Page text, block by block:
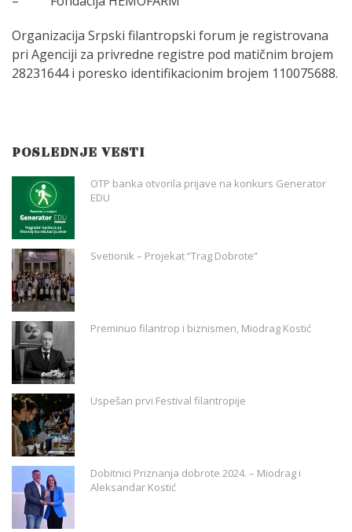
Organizacija Srpski filantropski forum je registrovana
pri Agenciji za privredne registre pod matičnim brojem
28231644 i poresko identifikacionim brojem 110075688.
POSLEDNJE VESTI
OTP banka otvorila prijave na konkurs Generator
EDU
Svetionik – Projekat “Trag Dobrote”
Preminuo filantrop i biznismen, Miodrag Kostić
Uspešan prvi Festival filantropije
Dobitnici Priznanja dobrote 2024. – Miodrag i
Aleksandar Kostić